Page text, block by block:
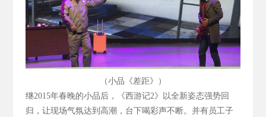
（小品《差距》）
继2015年春晚的小品后，《西游记2》以全新姿态强势回
归，让现场气氛达到高潮，台下喝彩声不断。并有员工子